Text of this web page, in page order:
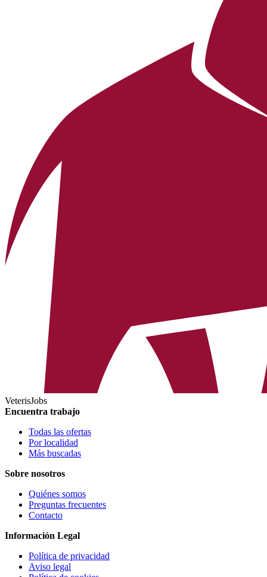
VeterisJobs
Encuentra trabajo
Todas las ofertas
Por localidad
Más buscadas
Sobre nosotros
Quiénes somos
Preguntas frecuentes
Contacto
Información Legal
Política de privacidad
Aviso legal